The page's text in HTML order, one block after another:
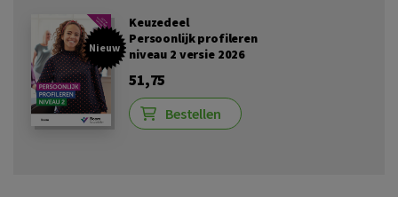
Nieuw
Keuzedeel
Persoonlijk profileren
niveau 2 versie 2026
51,75
Bestellen